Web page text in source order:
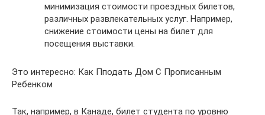
минимизация стоимости проездных билетов,
различных развлекательных услуг. Например,
снижение стоимости цены на билет для
посещения выставки.
Это интересно: Как Пподать Дом С Прописанным
Ребенком
Так, например, в Канаде, билет студента по уровню